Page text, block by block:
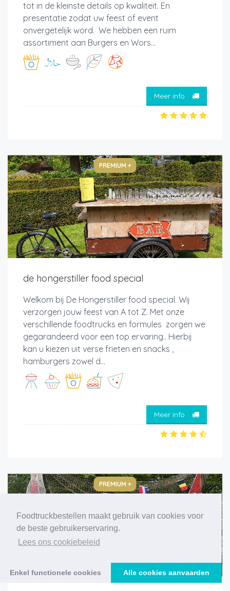
Foodtruckbestellen maakt gebruik van cookies voor
de beste gebruikerservaring.
Lees ons cookiebeleid
Enkel functionele cookies Alle cookies aanvaarden
tot in de kleinste details op kwaliteit. En
presentatie zodat uw feest of event
onvergetelijk word. We hebben een ruim
assortiment aan Burgers en Wors...
Meer info
PREMIUM +
de hongerstiller food special
Welkom bij De Hongerstiller food special. Wij
verzorgen jouw feest van A tot Z. Met onze
verschillende foodtrucks en formules zorgen we
gegarandeerd voor een top ervaring.. Hierbij
kan u kiezen uit verse frieten en snacks ,
hamburgers zowel d...
Meer info
PREMIUM +